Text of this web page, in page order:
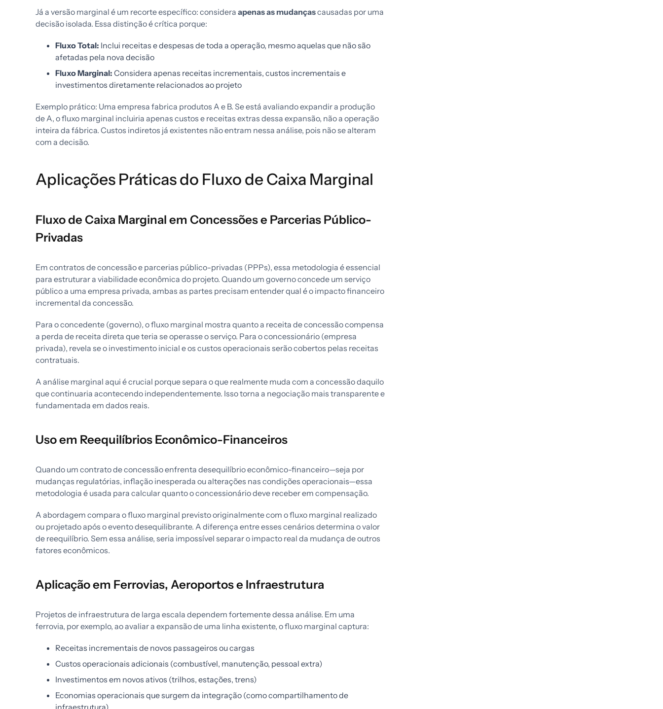
Já a versão marginal é um recorte específico: considera apenas as mudançascausadas por uma
decisão isolada. Essa distinção é crítica porque:
Fluxo Total: Inclui receitas e despesas de toda a operação, mesmo aquelas que não são
afetadas pela nova decisão
Fluxo Marginal: Considera apenas receitas incrementais, custos incrementais e
investimentos diretamente relacionados ao projeto
Exemplo prático: Uma empresa fabrica produtos A e B. Se está avaliando expandir a produção
de A, o fluxo marginal incluiria apenas custos e receitas extras dessa expansão, não a operação
inteira da fábrica. Custos indiretos já existentes não entram nessa análise, pois não se alteram
com a decisão.
Aplicações Práticas do Fluxo de Caixa Marginal
Fluxo de Caixa Marginal em Concessões e Parcerias Público-
Privadas
Em contratos de concessão e parcerias público-privadas (PPPs), essa metodologia é essencial
para estruturar a viabilidade econômica do projeto. Quando um governo concede um serviço
público a uma empresa privada, ambas as partes precisam entender qual é o impacto financeiro
incremental da concessão.
Para o concedente (governo), o fluxo marginal mostra quanto a receita de concessão compensa
a perda de receita direta que teria se operasse o serviço. Para o concessionário (empresa
privada), revela se o investimento inicial e os custos operacionais serão cobertos pelas receitas
contratuais.
A análise marginal aqui é crucial porque separa o que realmente muda com a concessão daquilo
que continuaria acontecendo independentemente. Isso torna a negociação mais transparente e
fundamentada em dados reais.
Uso em Reequilíbrios Econômico-Financeiros
Quando um contrato de concessão enfrenta desequilíbrio econômico-financeiro—seja por
mudanças regulatórias, inflação inesperada ou alterações nas condições operacionais—essa
metodologia é usada para calcular quanto o concessionário deve receber em compensação.
A abordagem compara o fluxo marginal previsto originalmente com o fluxo marginal realizado
ou projetado após o evento desequilibrante. A diferença entre esses cenários determina o valor
de reequilíbrio. Sem essa análise, seria impossível separar o impacto real da mudança de outros
fatores econômicos.
Aplicação em Ferrovias, Aeroportos e Infraestrutura
Projetos de infraestrutura de larga escala dependem fortemente dessa análise. Em uma
ferrovia, por exemplo, ao avaliar a expansão de uma linha existente, o fluxo marginal captura:
Receitas incrementais de novos passageiros ou cargas
Custos operacionais adicionais (combustível, manutenção, pessoal extra)
Investimentos em novos ativos (trilhos, estações, trens)
Economias operacionais que surgem da integração (como compartilhamento de